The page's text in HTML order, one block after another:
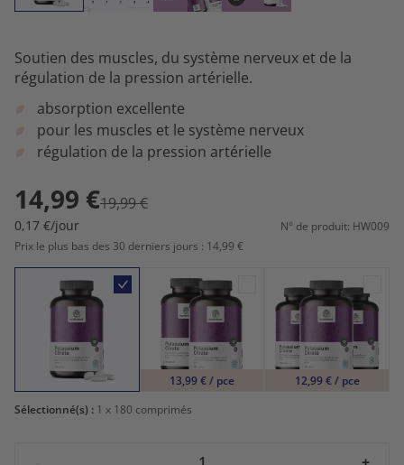
Soutien des muscles, du système nerveux et de la
régulation de la pression artérielle.
absorption excellente
pour les muscles et le système nerveux
régulation de la pression artérielle
14,99 €19,99 €
0,17 €/jour
N° de produit: HW009
Prix le plus bas des 30 derniers jours : 14,99 €
13,99 € / pce
12,99 € / pce
Sélectionné(s) : 1 x 180 comprimés